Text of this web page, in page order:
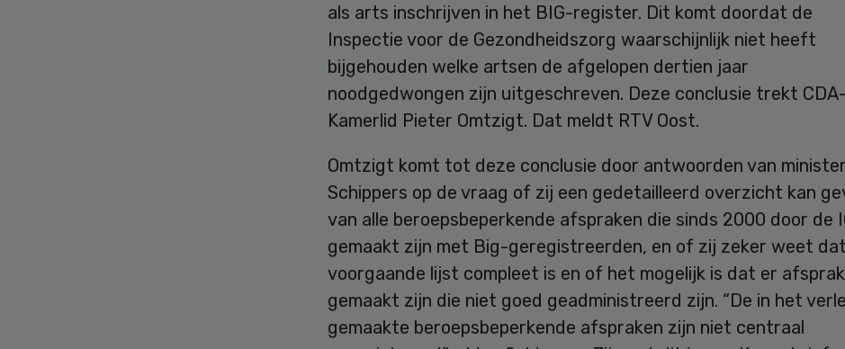
als arts inschrijven in het BIG-register. Dit komt doordat de
Inspectie voor de Gezondheidszorg waarschijnlijk niet heeft
bijgehouden welke artsen de afgelopen dertien jaar
noodgedwongen zijn uitgeschreven. Deze conclusie trekt CDA-
Kamerlid Pieter Omtzigt. Dat meldt RTV Oost.
Omtzigt komt tot deze conclusie door antwoorden van minister
Schippers op de vraag of zij een gedetailleerd overzicht kan
van alle beroepsbeperkende afspraken die sinds 2000 door de
gemaakt zijn met Big-geregistreerden, en of zij zeker weet dat
voorgaande lijst compleet is en of het mogelijk is dat er
gemaakt zijn die niet goed geadministreerd zijn. “De in het
gemaakte beroepsbeperkende afspraken zijn niet centraal